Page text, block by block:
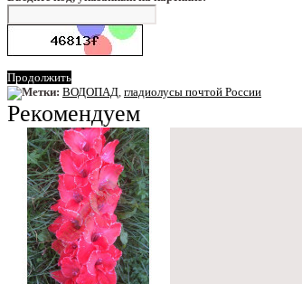
Продолжить
Метки: ВОДОПАД гладиолусы почтой России
Рекомендуем